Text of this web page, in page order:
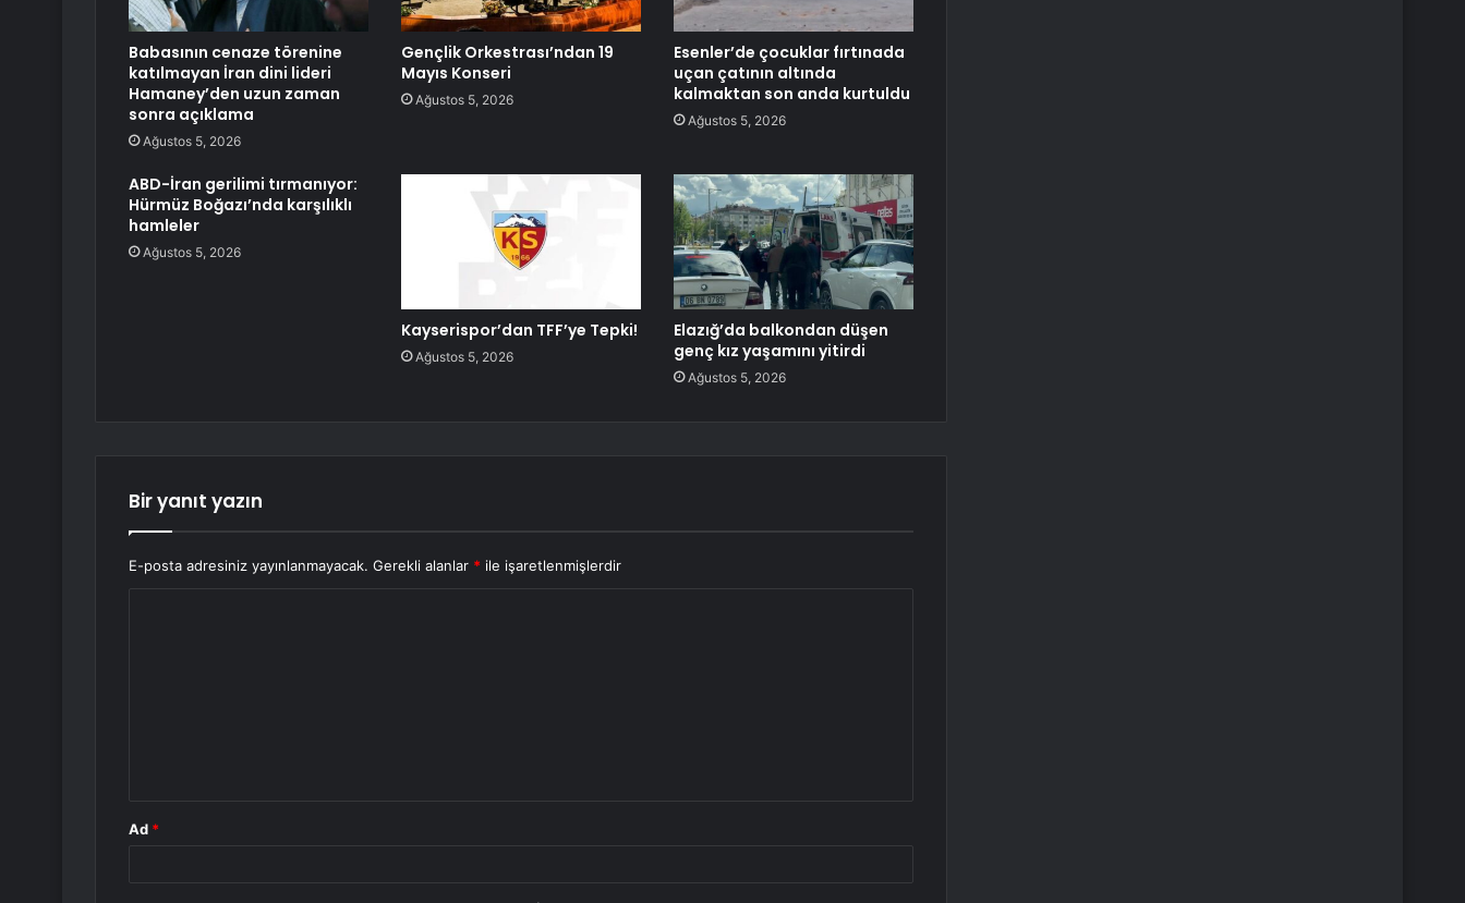
Babasının cenaze törenine
katılmayan İran dini lideri
Hamaney’den uzun zaman
sonra açıklama
Ağustos 5, 2026
Gençlik Orkestrası’ndan 19
Mayıs Konseri
Ağustos 5, 2026
Esenler’de çocuklar fırtınada
uçan çatının altında
kalmaktan son anda kurtuldu
Ağustos 5, 2026
ABD-İran gerilimi tırmanıyor:
Hürmüz Boğazı’nda karşılıklı
hamleler
Ağustos 5, 2026
Kayserispor’dan TFF’ye Tepki!
Ağustos 5, 2026
Elazığ’da balkondan düşen
genç kız yaşamını yitirdi
Ağustos 5, 2026
Bir yanıt yazın
E-posta adresiniz yayınlanmayacak. Gerekli alanlar * ile işaretlenmişlerdir
Ad *